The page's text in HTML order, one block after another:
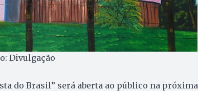
Divulgação
do Brasil” será aberta ao público na próxima